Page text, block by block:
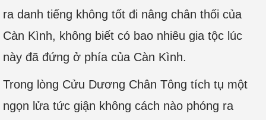
ra danh tiếng không tốt đi nâng chân thối của
Càn Kình, không biết có bao nhiêu gia tộc lúc
này đã đứng ở phía của Càn Kình.
Trong lòng Cửu Dương Chân Tông tích tụ một
ngọn lửa tức giận không cách nào phóng ra